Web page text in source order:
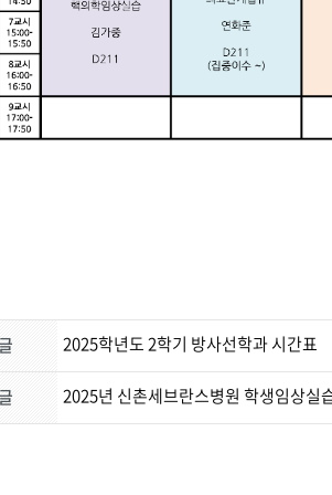
2025학년도 2학기 방사선학과 시간표
2025년 신촌세브란스병원 학생임상실